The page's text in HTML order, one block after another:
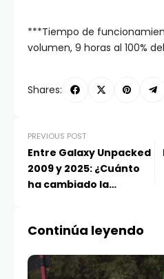
***Tiempo de
volumen, 9 horas al 100%
Shares:
PREVIOUS POST
Entre Galaxy Unpacked
2009 y 2025: ¿Cuánto
ha cambiado la
Continúa leyendo